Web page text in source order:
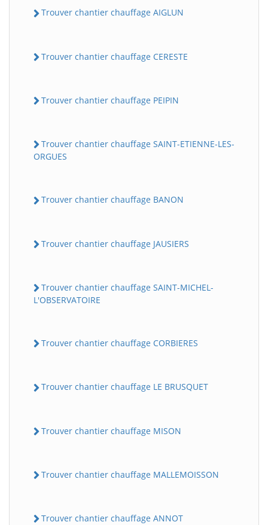
Trouver chantier chauffage AIGLUN
Trouver chantier chauffage CERESTE
Trouver chantier chauffage PEIPIN
Trouver chantier chauffage SAINT-ETIENNE-LES-
ORGUES
Trouver chantier chauffage BANON
Trouver chantier chauffage JAUSIERS
Trouver chantier chauffage SAINT-MICHEL-
L'OBSERVATOIRE
Trouver chantier chauffage CORBIERES
Trouver chantier chauffage LE BRUSQUET
Trouver chantier chauffage MISON
Trouver chantier chauffage MALLEMOISSON
Trouver chantier chauffage ANNOT